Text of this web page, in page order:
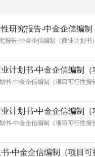
研究报告-中金企信编制
报告-中金企信编制（商业计划书）
书-中金企信编制（项目可行性报
书-中金企信编制（项目可行性报
-中金企信编制（项目可